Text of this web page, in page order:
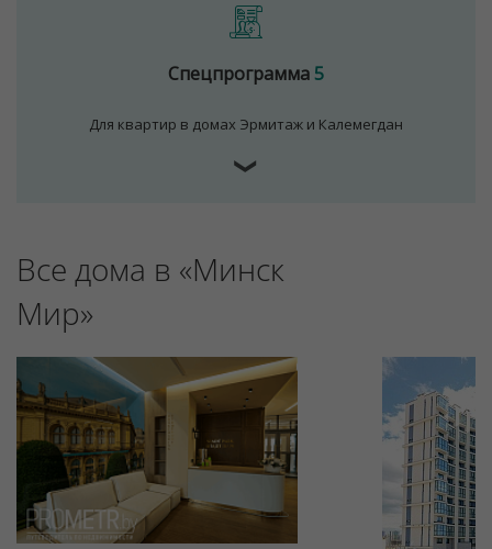
Спецпрограмма5
Для квартир в домах Эрмитаж и Калемегдан
❯
Все дома в «Минск
Мир»